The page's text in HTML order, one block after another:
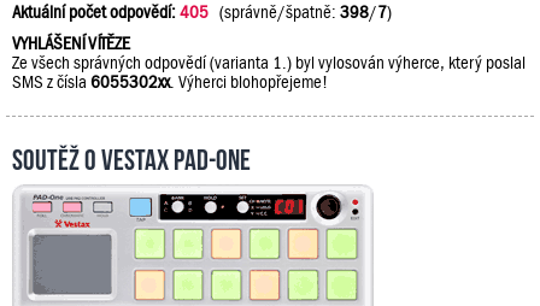
Aktuální počet odpovědí:405 (správně/špatně: 398/7)
VYHLÁŠENÍ VÍTĚZE
Ze všech správných odpovědí (varianta 1.) byl vylosován výherce, který poslal
SMS z čísla 6055302xx. Výherci blohopřejeme!
Soutěž o Vestax PAD-One